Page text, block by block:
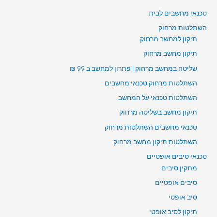
טכנאי מחשבים לבית
השתלטות מרחוק
תיקון למחשב מרחוק
תיקון מחשב מרחוק
שליטה במחשב מרחוק | פתרון למחשב ב 99 ₪
השתלטות מרחוק טכנאי מחשבים
השתלטות טכנאי על המחשב
תיקון מחשב בשליטה מרחוק
טכנאי מחשבים השתלטות מרחוק
השתלטות תיקון מחשב מרחוק
טכנאי סיבים אופטיים
מתקין סיבים
סיבים אופטיים
סיב אופטי
תיקון לסיב אופטי